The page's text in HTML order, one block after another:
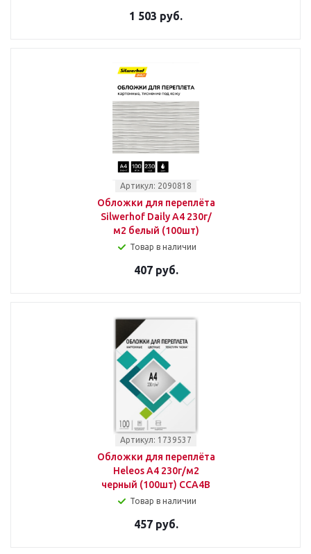
1 503 руб.
Артикул: 2090818
Обложки для переплёта
Silwerhof Daily A4 230г/
м2 белый (100шт)
Товар в наличии
407 руб.
Артикул: 1739537
Обложки для переплёта
Heleos A4 230г/м2
черный (100шт) CCA4B
Товар в наличии
457 руб.